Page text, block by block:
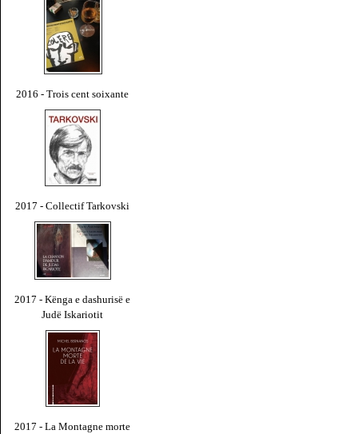
2016 - Trois cent soixante
2017 - Collectif Tarkovski
2017 - Kënga e dashurisë e
Judë Iskariotit
2017 - La Montagne morte